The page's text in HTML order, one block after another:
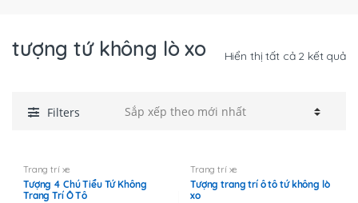
tượng tứ không lò xo Hiển thị tất cả 2 kết quả
Filters
Trang trí xe
Tượng 4 Chú Tiểu Tứ Không
Trang Trí Ô Tô
Trang trí xe
Tượng trang trí ô tô tứ không lò
xo